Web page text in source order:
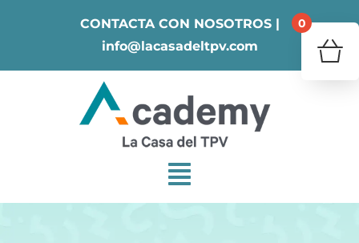
CONTACTA CON NOSOTROS |
info@lacasadeltpv.com
0